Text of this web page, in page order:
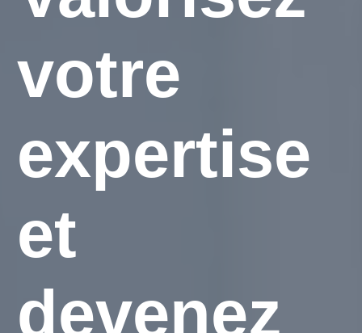
votre
expertise
et
devenez